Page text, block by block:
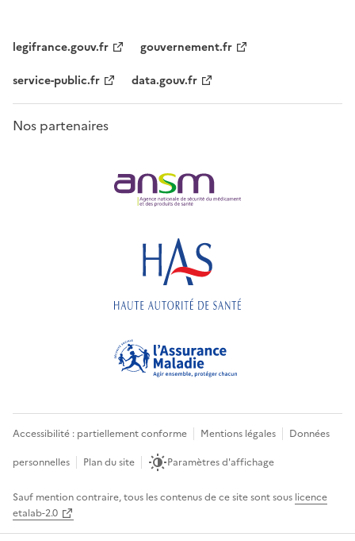
legifrance.gouv.fr
gouvernement.fr
service-public.fr
data.gouv.fr
Nos partenaires
Accessibilité : partiellement conforme Mentions légales
Données
personnelles
Plan du site Paramètres d'affichage
Sauf mention contraire, tous les contenus de ce site sont sous licence
etalab-2.0